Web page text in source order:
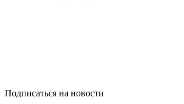
Подписаться на новости